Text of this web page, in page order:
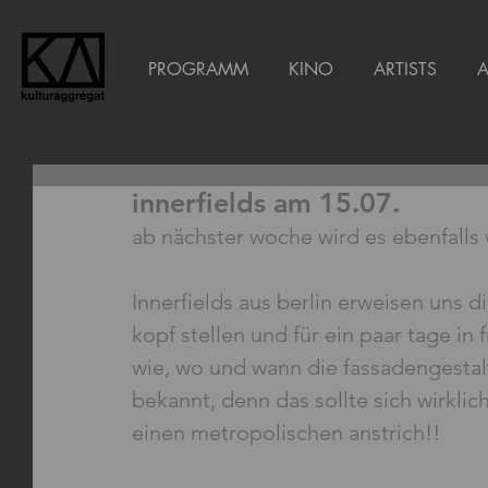
PROGRAMM KINO ARTISTS
innerfields am 15.07.
ab nächster woche wird es
Innerfields aus berlin erweisen uns
kopf stellen und für ein paar tage in
wie, wo und wann die
bekannt, denn das sollte sich
einen metropolischen anstrich!!